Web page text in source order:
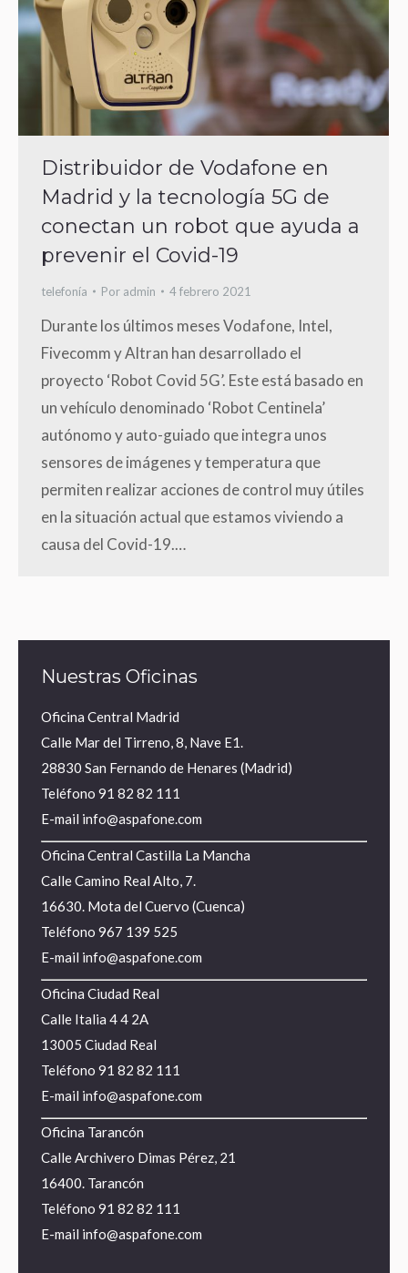
Distribuidor de Vodafone en
Madrid y la tecnología 5G de
conectan un robot que ayuda a
prevenir el Covid-19
telefonía Por admin 4 febrero 2021
Durante los últimos meses Vodafone, Intel,
Fivecomm y Altran han desarrollado el
proyecto ‘Robot Covid 5G’. Este está basado en
un vehículo denominado ‘Robot Centinela’
autónomo y auto-guiado que integra unos
sensores de imágenes y temperatura que
permiten realizar acciones de control muy útiles
en la situación actual que estamos viviendo a
causa del Covid-19.…
Nuestras Oficinas
Oficina Central Madrid
Calle Mar del Tirreno, 8, Nave E1.
28830 San Fernando de Henares (Madrid)
Teléfono 91 82 82 111
E-mail info@aspafone.com
Oficina Central Castilla La Mancha
Calle Camino Real Alto, 7.
16630. Mota del Cuervo (Cuenca)
Teléfono 967 139 525
E-mail info@aspafone.com
Oficina Ciudad Real
Calle Italia 4 4 2A
13005 Ciudad Real
Teléfono 91 82 82 111
E-mail info@aspafone.com
Oficina Tarancón
Calle Archivero Dimas Pérez, 21
16400. Tarancón
Teléfono 91 82 82 111
E-mail info@aspafone.com